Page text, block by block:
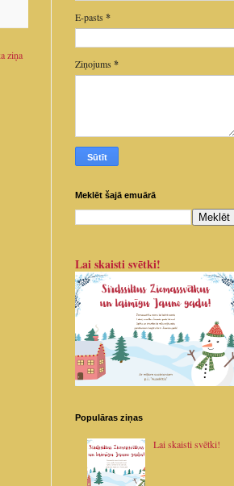
ziņa
E-pasts *
Ziņojums *
Meklēt šajā emuārā
Lai skaisti svētki!
Populāras ziņas
Lai skaisti svētki!